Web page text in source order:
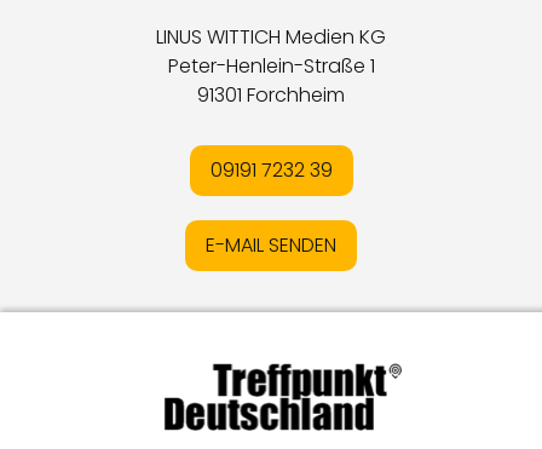
LINUS WITTICH Medien KG
Peter-Henlein-Straße 1
91301 Forchheim
09191 7232 39
E-MAIL SENDEN
KontaktI Vertrag widerrufen